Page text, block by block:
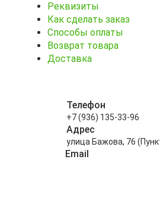
Реквизиты
Как сделать заказ
Способы оплаты
Возврат товара
Доставка
Телефон
+7 (936) 135-33-96
Адрес
улица Бажова, 76
Email